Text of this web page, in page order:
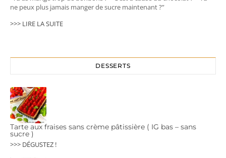
ne peux plus jamais manger de sucre maintenant ?”
>>> LIRE LA SUITE
DESSERTS
Tarte aux fraises sans crème pâtissière ( IG bas – sans
sucre )
>>> DÉGUSTEZ !